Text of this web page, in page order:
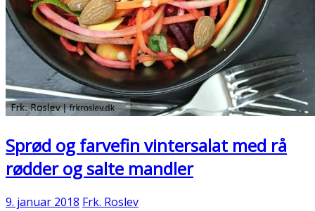
Sprød og farvefin vintersalat med rå
rødder og salte mandler
9. januar 2018 Frk. Roslev